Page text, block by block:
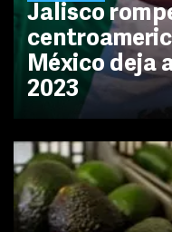
Jalisco
México deja
2023